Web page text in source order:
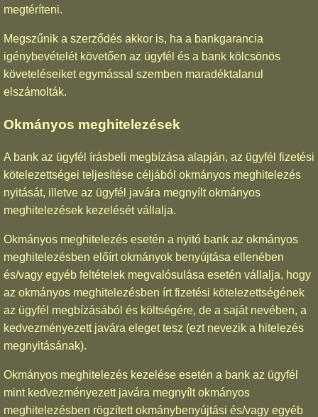
megtéríteni.
Megszűnik a szerződés akkor is, ha a bankgarancia
igénybevételét követően az ügyfél és a bank kölcsönös
követeléseiket egymással szemben maradéktalanul
elszámolták.
Okmányos meghitelezések
A bank az ügyfél írásbeli megbízása alapján, az ügyfél fizetési
kötelezettségei teljesítése céljából okmányos meghitelezés
nyitását, illetve az ügyfél javára megnyílt okmányos
meghitelezések kezelését vállalja.
Okmányos meghitelezés esetén a nyitó bank az okmányos
meghitelezésben előírt okmányok benyújtása ellenében
és/vagy egyéb feltételek megvalósulása esetén vállalja, hogy
az okmányos meghitelezésben írt fizetési kötelezettségének
az ügyfél megbízásából és költségére, de a saját nevében, a
kedvezményezett javára eleget tesz (ezt nevezik a hitelezés
megnyitásának).
Okmányos meghitelezés kezelése esetén a bank az ügyfél
mint kedvezményezett javára megnyílt okmányos
meghitelezésben rögzített okmánybenyújtási és/vagy egyéb